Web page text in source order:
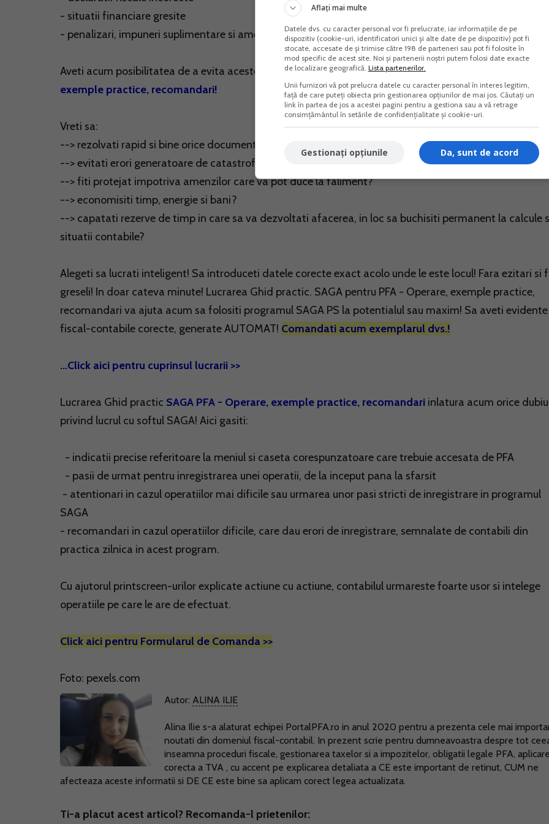
- situatii financiare gresite
- penalizari, impuneri suplimentare si amenzi ce pot ruina afacerea dvs.!
Aveti acum posibilitatea de a evita aceste pericole! UtilizatiGhid practic. SAGA pentru PFA. Operare,
exemple practice, recomandari!
Vreti sa:
--> rezolvati rapid si bine orice document fiscal-contabil pe care Fiscul vi-l cere la control?
--> evitati erori generatoare de catastrofe in situatiile dvs. financiare?
--> fiti protejat impotriva amenzilor care va pot duce la faliment?
--> economisiti timp, energie si bani?
--> capatati rezerve de timp in care sa va dezvoltati afacerea, in loc sa buchisiti permanent la calcule
situatii contabile?
Alegeti sa lucrati inteligent! Sa introduceti datele corecte exact acolo unde le este locul! Fara ezitari si
greseli! In doar cateva minute! Lucrarea Ghid practic. SAGA pentru PFA - Operare, exemple practice,
recomandari va ajuta acum sa folositi programul SAGA PS la potentialul sau maxim! Sa aveti evidente
fiscal-contabile corecte, generate AUTOMAT! Comandati acum exemplarul dvs.!
...Click aici pentru cuprinsul lucrarii >>
Lucrarea Ghid practic SAGA PFA - Operare, exemple practice, recomandari inlatura acum orice dubiu
privind lucrul cu softul SAGA! Aici gasiti:
- indicatii precise referitoare la meniul si caseta corespunzatoare care trebuie accesata de PFA
- pasii de urmat pentru inregistrarea unei operatii, de la inceput pana la sfarsit
- atentionari in cazul operatiilor mai dificile sau urmarea unor pasi stricti de inregistrare in programul
SAGA
- recomandari in cazul operatiilor dificile, care dau erori de inregistrare, semnalate de contabili din
practica zilnica in acest program.
Cu ajutorul printscreen-urilor explicate actiune cu actiune, contabilul urmareste foarte usor si intelege
operatiile pe care le are de efectuat.
Click aici pentru Formularul de Comanda >>
Foto: pexels.com
Autor: ALINA ILIE
Alina Ilie s-a alaturat echipei PortalPFA.ro in anul 2020 pentru a prezenta cele mai
noutati din domeniul fiscal-contabil. In prezent scrie pentru dumneavoastra despre tot
inseamna proceduri fiscale, gestionarea taxelor si a impozitelor, obligatii legale PFA,
corecta a TVA , cu accent pe explicarea detaliata a CE este important de retinut, CUM ne
afecteaza aceste informatii si DE CE este bine sa aplicam corect legea actualizata.
Ti-a placut acest articol? Recomanda-l prietenilor:
Aflați mai multe
Datele dvs. cu caracter personal vor fi prelucrate, iar informațiile de pe
dispozitiv (cookie-uri, identificatori unici și alte date de pe dispozitiv) pot fi
stocate, accesate de și trimise către 198 de parteneri sau pot fi folosite în
mod specific de acest site. Noi și partenerii noștri putem folosi date exacte
de localizare geografică. Lista partenerilor.
Unii furnizori vă pot prelucra datele cu caracter personal în interes legitim,
față de care puteți obiecta prin gestionarea opțiunilor de mai jos. Căutați un
link în partea de jos a acestei pagini pentru a gestiona sau a vă retrage
consimțământul în setările de confidențialitate și cookie-uri.
Da, sunt de acord
Gestionați opțiunile